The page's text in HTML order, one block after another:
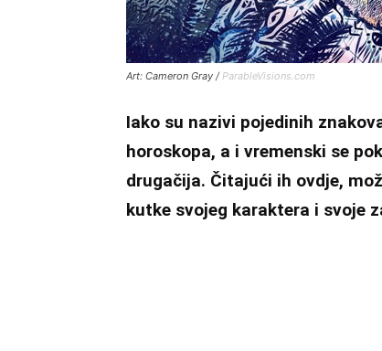
Art: Cameron Gray /ParableVisions.com
Iako su nazivi pojedinih
horoskopa, a i vremenski se
drugačija. Čitajući ih ovdje,
kutke svojeg karaktera i svoje